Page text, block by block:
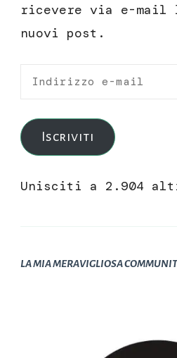
ricevere via e-
nuovi post.
Indirizzo
mail
Iscriviti
Unisciti a 2.904
LA MIA MERAVIGLIOSA